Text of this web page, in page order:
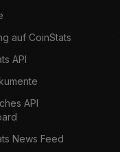
auf CoinStats
API
API
News Feed